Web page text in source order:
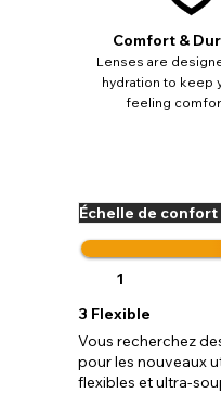
Comfort &
Lenses are
hydration to keep
feeling
Échelle de confort
1
3 Flexible
Vous recherchez
pour les nouveaux
flexibles et ultra-